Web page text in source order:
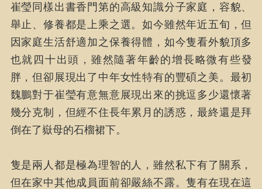
崔瑩同樣出書香門第的高級知識分子家庭，容貌、
舉止、修養都是上乘之選。如今雖然年近五旬，但
因家庭生活舒適加之保養得體，如今隻看外貌頂多
也就四十出頭，雖然隨著年齡的增長略微有些發
胖，但卻展現出了中年女性特有的豐碩之美。最初
魏鵬對于崔瑩有意無意展現出來的挑逗多少還懷著
幾分克制，但經不住長年累月的誘惑，最終還是拜
倒在了嶽母的石榴裙下。
隻是兩人都是極為理智的人，雖然私下有了關系，
但在家中其他成員面前卻嚴絲不露。隻有在現在這